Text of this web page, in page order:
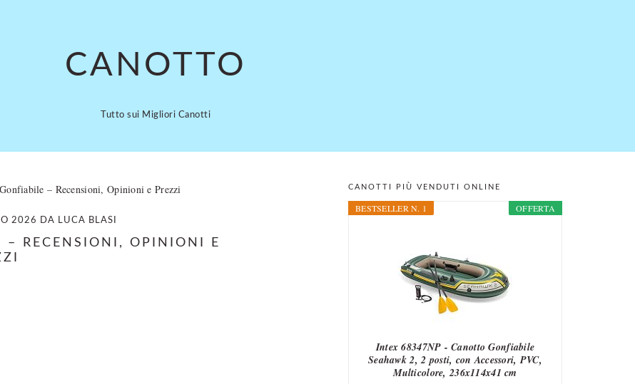
CANOTTO
Tutto sui Migliori Canotti
– Recensioni, Opinioni e Prezzi
2026 DA LUCA BLASI
– RECENSIONI, OPINIONI E
PRIMARY
CANOTTI PIÙ VENDUTI ONLINE
OFFERTA
BESTSELLER N. 1
Intex 68347NP - Canotto Gonfiabile
Seahawk 2, 2 posti, con Accessori, PVC,
Multicolore, 236x114x41 cm